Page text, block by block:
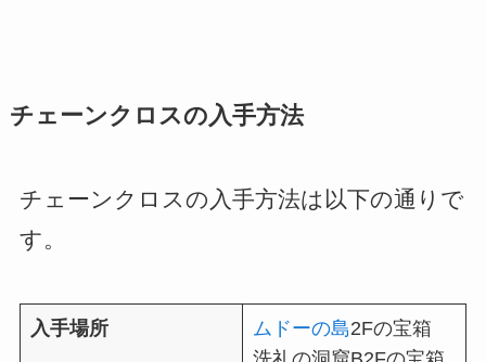
チェーンクロスの入手方法
チェーンクロスの入手方法は以下の通りで
す。
入手場所 ムドーの島2Fの宝箱